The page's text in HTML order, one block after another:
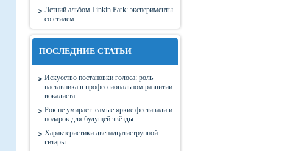
Летний альбом Linkin Park: эксперименты
со стилем
ПОСЛЕДНИЕ СТАТЬИ
Искусство постановки голоса: роль
наставника в профессиональном развитии
вокалиста
Рок не умирает: самые яркие фестивали и
подарок для будущей звёзды
Характеристики двенадцатиструнной
гитары